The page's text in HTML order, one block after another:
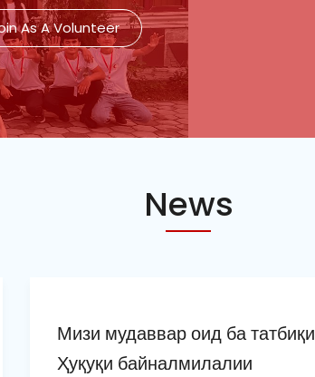
As A Volunteer
News
Мизи мудаввар оид ба татбиқи
Ҳуқуқи байналмилалии